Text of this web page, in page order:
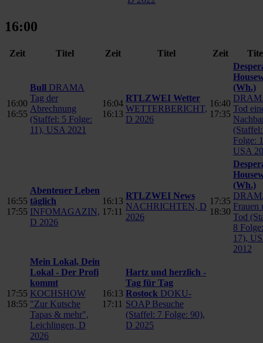
16:00
Zeit Titel Zeit Titel Zeit
16:00
16:55
Bull DRAMA
Tag der
Abrechnung
(Staffel: 5 Folge:
11), USA 2021
16:04
16:13
RTLZWEI Wetter
WETTERBERICHT,
D 2026
16:40
17:35
(Wh.)
Tod
Folge:
USA
16:55
17:55
Abenteuer Leben
täglich
INFOMAGAZIN,
D 2026
16:13
17:11
RTLZWEI News
NACHRICHTEN, D
2026
17:35
18:30
(Wh.)
Frauen
Tod
8 Folge:
17),
2012
17:55
18:55
Mein Lokal, Dein
Lokal - Der Profi
kommt
KOCHSHOW
"Zur Kutsche
Tapas & mehr",
Leichlingen, D
2026
16:13
17:11
Hartz und herzlich -
Tag für Tag
Rostock DOKU-
SOAP Besuche
(Staffel: 7 Folge: 90),
D 2025